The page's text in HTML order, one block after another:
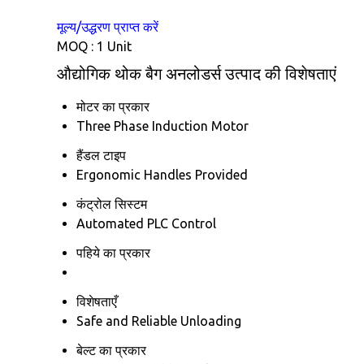
मूल्य/उद्धरण प्राप्त करें
MOQ : 1 Unit
औद्योगिक थोक बैग अनलोडर्स उत्पाद की विशेषताएं
मोटर का प्रकार
Three Phase Induction Motor
हैंडल टाइप
Ergonomic Handles Provided
कंट्रोल सिस्टम
Automated PLC Control
पहिये का प्रकार
विशेषताएँ
Safe and Reliable Unloading
बेल्ट का प्रकार